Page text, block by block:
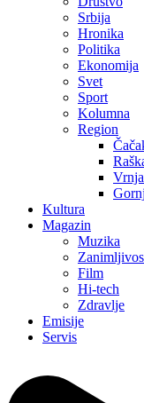
Srbija
Hronika
Politika
Ekonomija
Svet
Sport
Kolumna
Region
Kultura
Magazin
Muzika
Film
Hi-tech
Zdravlje
Emisije
Servis